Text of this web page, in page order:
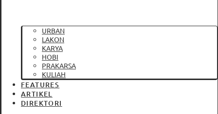
URBAN
LAKON
KARYA
HOBI
PRAKARSA
KULIAH
FEATURES
ARTIKEL
DIREKTORI